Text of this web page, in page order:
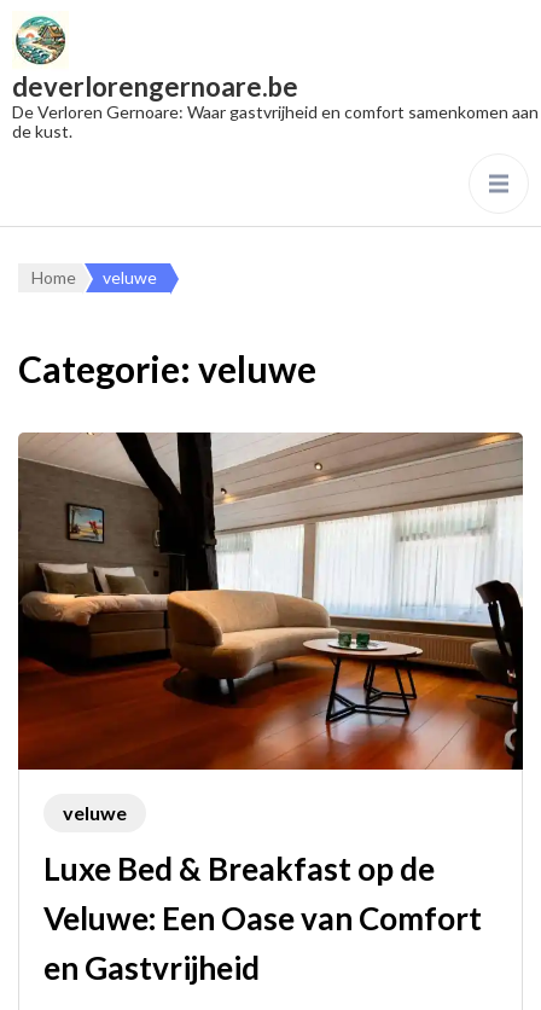
deverlorengernoare.be
De Verloren Gernoare: Waar gastvrijheid en comfort samenkomen aan
de kust.
Home veluwe
Categorie: veluwe
veluwe
Luxe Bed & Breakfast op de
Veluwe: Een Oase van Comfort
en Gastvrijheid